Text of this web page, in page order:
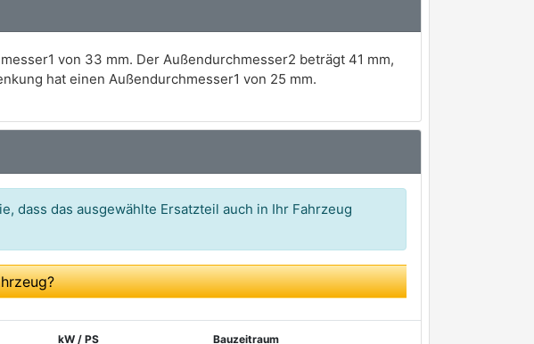
von 33 mm. Der Außendurchmesser2 beträgt 41 mm,
hat einen Außendurchmesser1 von 25 mm.
dass das ausgewählte Ersatzteil auch in Ihr Fahrzeug
kW / PS Bauzeitraum